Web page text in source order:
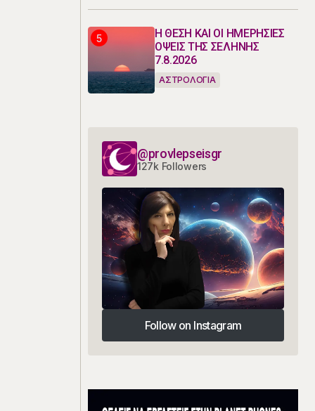
Η ΘΕΣΗ ΚΑΙ ΟΙ ΗΜΕΡΗΣΙΕΣ
ΟΨΕΙΣ ΤΗΣ ΣΕΛΗΝΗΣ
7.8.2026
ΑΣΤΡΟΛΟΓΙΑ
@provlepseisgr
127k Followers
Follow on Instagram
Follow on Instagram